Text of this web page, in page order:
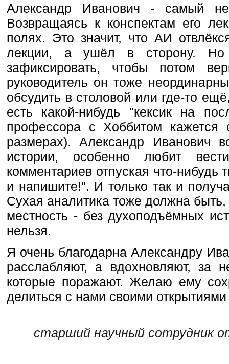
Александр Иванович - самый
Возвращаясь к конспектам его
полях. Это значит, что АИ
лекции, а ушёл в сторону. Но
зафиксировать, чтобы потом
руководитель он тоже
обсудить в столовой или где-то
есть какой-нибудь "кексик на
профессора с Хоббитом
размерах). Александр Иванович
истории, особенно любит
комментариев отпуская что-
и напишите!". И только так и
Сухая аналитика тоже должна
местность - без духоподъёмных
нельзя.
Я очень благодарна Александру
расслабляют, а вдохновляют, за
которые поражают. Желаю ему
делиться с нами своими
старший научный сотрудник